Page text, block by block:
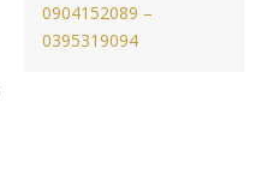
0904152089 –
0395319094